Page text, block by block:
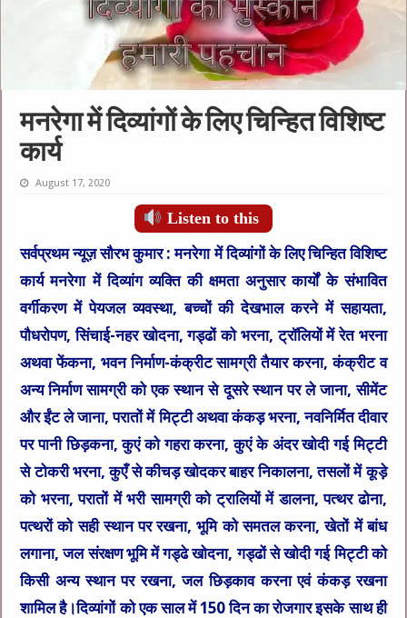
मनरेगा में दिव्यांगों के लिए चिन्हित विशिष्ट
कार्य
August 17, 2020
Listen to this
सर्वप्रथम न्यूज़ सौरभ कुमार :मनरेगा में दिव्यांगों के लिए चिन्हित विशिष्ट
कार्य मनरेगा में दिव्यांग व्यक्ति की क्षमता अनुसार कार्यों के संभावित
वर्गीकरण में पेयजल व्यवस्था, बच्चों की देखभाल करने में सहायता,
पौधरोपण, सिंचाई-नहर खोदना, गड्ढों को भरना, ट्रॉलियों में रेत भरना
अथवा फेंकना, भवन निर्माण-कंक्रीट सामग्री तैयार करना, कंक्रीट व
अन्य निर्माण सामग्री को एक स्थान से दूसरे स्थान पर ले जाना, सीमेंट
और ईंट ले जाना, परातों में मिट्टी अथवा कंकड़ भरना, नवनिर्मित दीवार
पर पानी छिड़कना, कुएं को गहरा करना, कुएं के अंदर खोदी गई मिट्टी
से टोकरी भरना, कुएँ से कीचड़ खोदकर बाहर निकालना, तसलों में कूड़े
को भरना, परातों में भरी सामग्री को ट्रालियों में डालना, पत्थर ढोना,
पत्थरों को सही स्थान पर रखना, भूमि को समतल करना, खेतों में बांध
लगाना, जल संरक्षण भूमि में गड्ढे खोदना, गड्ढों से खोदी गई मिट्टी को
किसी अन्य स्थान पर रखना, जल छिड़काव करना एवं कंकड़ रखना
शामिल है।दिव्यांगों को एक साल में 150 दिन का रोजगार इसके साथ ही